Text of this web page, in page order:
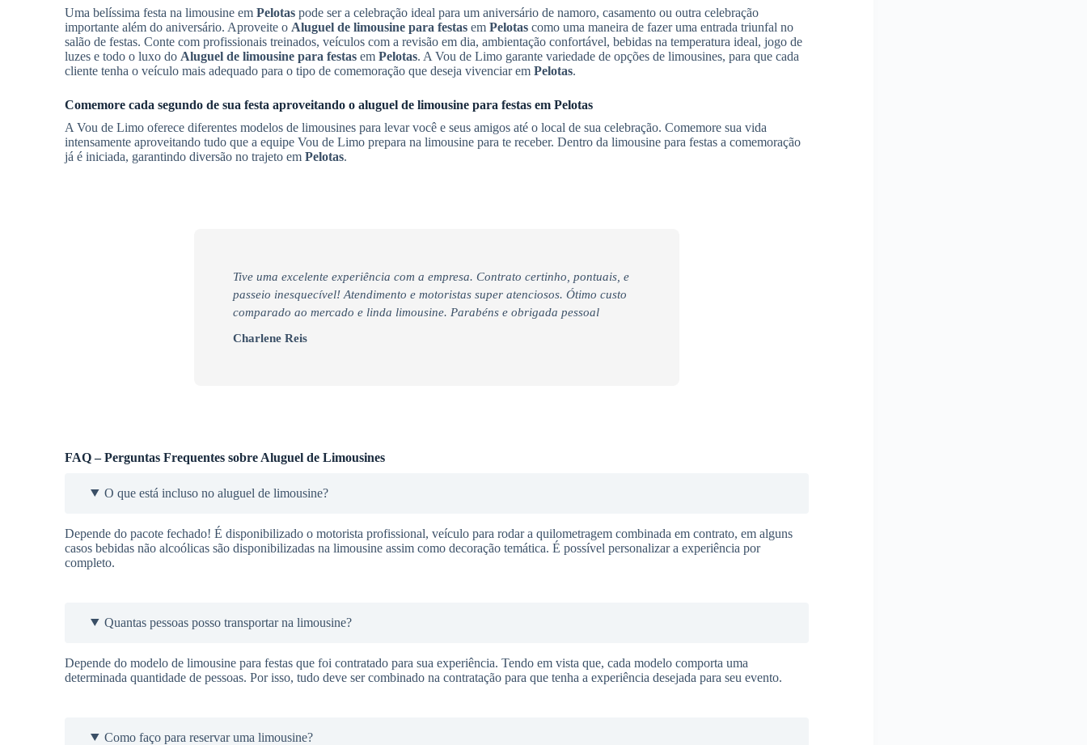
Uma belíssima festa na limousine em Pelotas pode ser a celebração ideal para um aniversário de namoro, casamento ou outra celebração
importante além do aniversário. Aproveite o Aluguel de limousine para festas em Pelotas como uma maneira de fazer uma entrada triunfal no
salão de festas. Conte com profissionais treinados, veículos com a revisão em dia, ambientação confortável, bebidas na temperatura ideal, jogo de
luzes e todo o luxo do Aluguel de limousine para festas em Pelotas. A Vou de Limo garante variedade de opções de limousines, para que cada
cliente tenha o veículo mais adequado para o tipo de comemoração que deseja vivenciar em Pelotas.
Comemore cada segundo de sua festa aproveitando o aluguel de limousine para festas em Pelotas
A Vou de Limo oferece diferentes modelos de limousines para levar você e seus amigos até o local de sua celebração. Comemore sua vida
intensamente aproveitando tudo que a equipe Vou de Limo prepara na limousine para te receber. Dentro da limousine para festas a comemoração
já é iniciada, garantindo diversão no trajeto em Pelotas.
Tive uma excelente experiência com a empresa. Contrato certinho, pontuais, e
passeio inesquecível! Atendimento e motoristas super atenciosos. Ótimo custo
comparado ao mercado e linda limousine. Parabéns e obrigada pessoal
Charlene Reis
FAQ – Perguntas Frequentes sobre Aluguel de Limousines
O que está incluso no aluguel de limousine?
Depende do pacote fechado! É disponibilizado o motorista profissional, veículo para rodar a quilometragem combinada em contrato, em alguns
casos bebidas não alcoólicas são disponibilizadas na limousine assim como decoração temática. É possível personalizar a experiência por
completo.
Quantas pessoas posso transportar na limousine?
Depende do modelo de limousine para festas que foi contratado para sua experiência. Tendo em vista que, cada modelo comporta uma
determinada quantidade de pessoas. Por isso, tudo deve ser combinado na contratação para que tenha a experiência desejada para seu evento.
Como faço para reservar uma limousine?